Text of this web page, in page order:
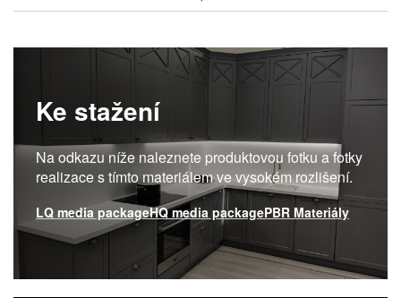
Ke stažení
Na odkazu níže naleznete produktovou fotku a fotky
realizace s tímto materiálem ve vysokém rozlišení.
LQ media packageHQ media packagePBR Materiály